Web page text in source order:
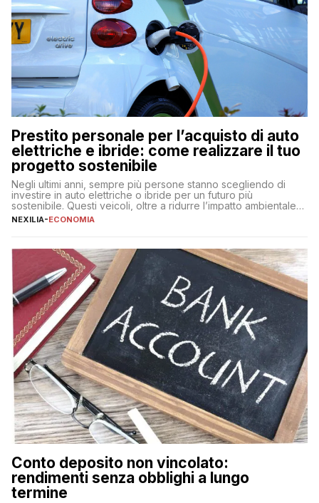
Prestito personale per l’acquisto di auto
elettriche e ibride: come realizzare il tuo
progetto sostenibile
Negli ultimi anni, sempre più persone stanno scegliendo di
investire in auto elettriche o ibride per un futuro più
sostenibile. Questi veicoli, oltre a ridurre l’impatto ambientale,
offrono vantaggi economici a lungo termine, come minori costi
fare se non […]
NEXILIA-ECONOMIA
Conto deposito non vincolato:
rendimenti senza obblighi a lungo
termine